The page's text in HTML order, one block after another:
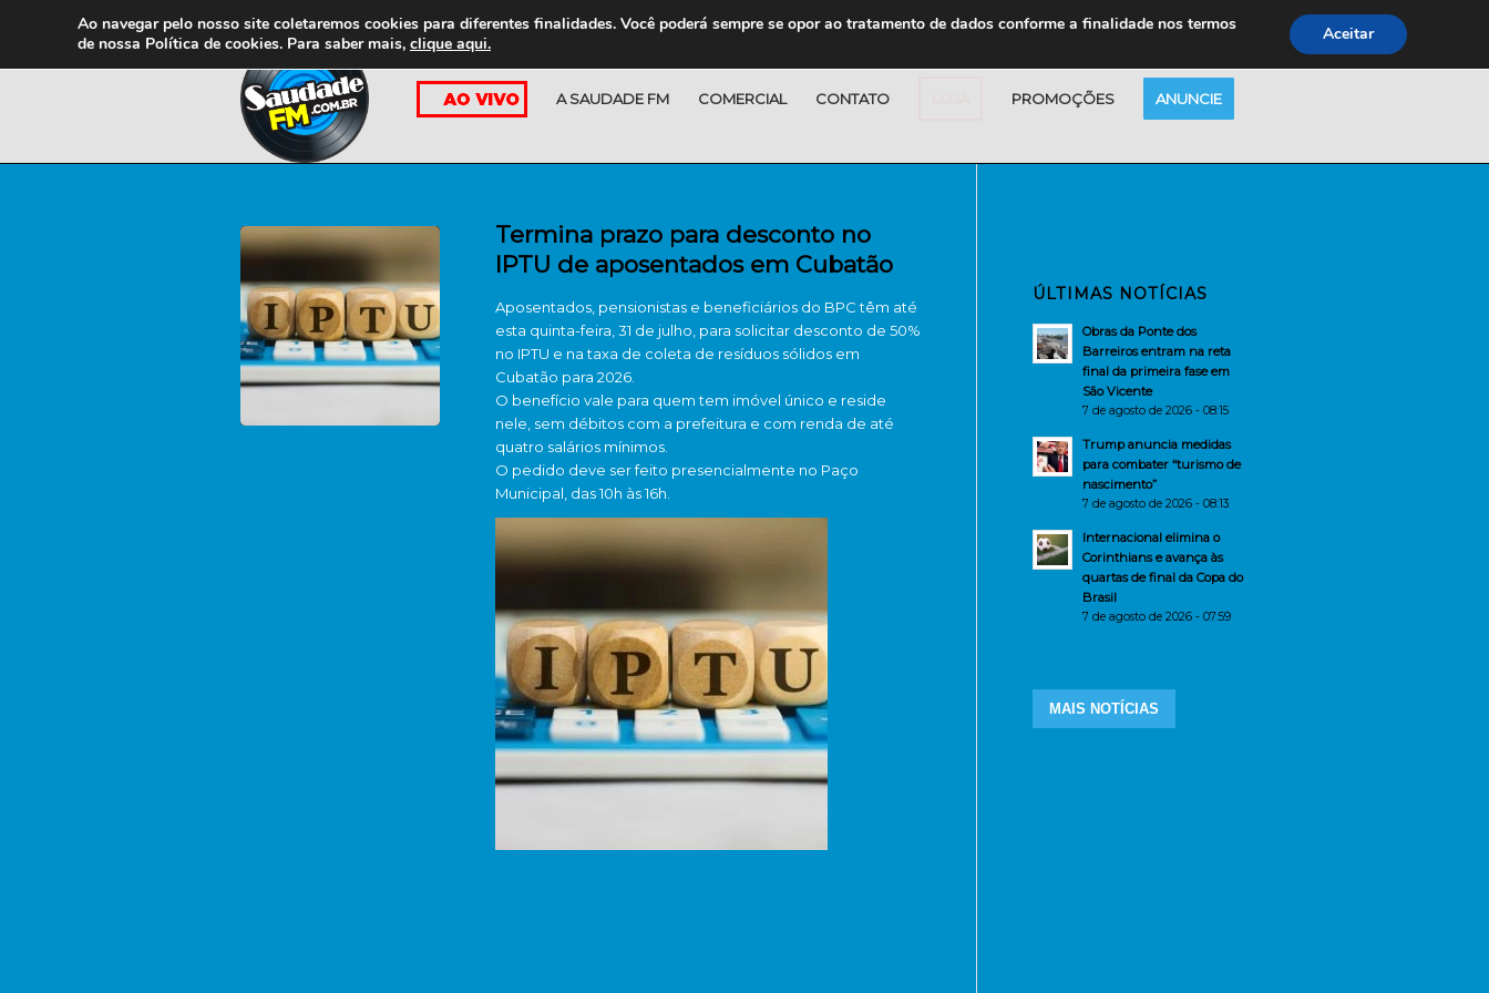
A SAUDADE FM COMERCIAL CONTATO PROMOÇÕES ANUNCIE
Termina prazo para desconto no
IPTU de aposentados em Cubatão
Aposentados, pensionistas e beneficiários do BPC têm até
esta quinta-feira, 31 de julho, para solicitar desconto de 50%
no IPTU e na taxa de coleta de resíduos sólidos em
Cubatão para 2026.
O benefício vale para quem tem imóvel único e reside
nele, sem débitos com a prefeitura e com renda de até
quatro salários mínimos.
O pedido deve ser feito presencialmente no Paço
Municipal, das 10h às 16h.
ÚLTIMAS NOTÍCIAS
Obras da Ponte dos
Barreiros entram na reta
final da primeira fase em
São Vicente
7 de agosto de 2026 - 08:15
Trump anuncia medidas
para combater “turismo de
nascimento”
7 de agosto de 2026 - 08:13
Internacional elimina o
Corinthians e avança às
quartas de final da Copa do
Brasil
7 de agosto de 2026 - 07:59
MAIS NOTÍCIAS
Ao navegar pelo nosso site coletaremos cookies para diferentes finalidades. Você poderá sempre se opor ao tratamento de dados conforme a finalidade nos termos
de nossa Política de cookies. Para saber mais, clique aqui. Aceitar